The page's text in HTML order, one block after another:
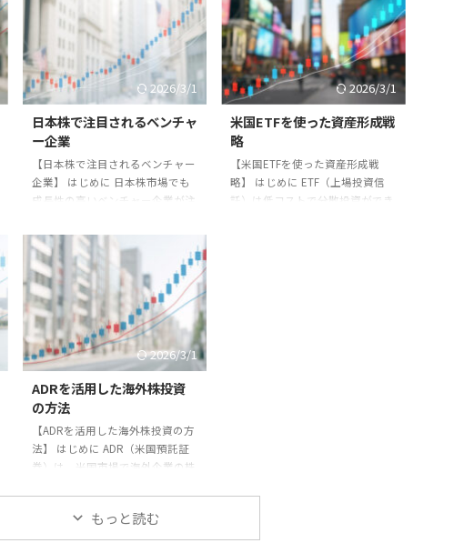
2026/3/1
日本株で注目されるベンチャ
ー企業
【日本株で注目されるベンチャー
企業】 はじめに 日本株市場でも
成長性の高いベンチャー企業が注
有望なベンチャー企業の特徴と注
目ポイントを紹介します。 ベンチ
ャー企業の特徴 - 革新的な技術や
サービス。 - 市場規模拡大の可能
性。 - 成長余地が大きい。 注目分
野 - AI・DX関連。 - バイオ医療。
- 再生可能エネルギー。 実践例 上
場直後のベンチャー企業が短期間
で株価数倍となるケースがありま
す。一方で赤字経営が続き、株価
が低迷する例もあります。 まとめ
ベンチャー企業はリ ...
2026/3/1
米国ETFを使った資産形成戦
略
【米国ETFを使った資産形成戦
略】 はじめに ETF（上場投資信
託）は低コストで分散投資ができ
2026/3/1
ADRを活用した海外株投資
の方法
【ADRを活用した海外株投資の方
法】 はじめに ADR（米国預託証
券）は、米国市場で海外企業の株
解説します。 ADRの仕組み 海外
企業の株式を米国の銀行が預か
もっと読む